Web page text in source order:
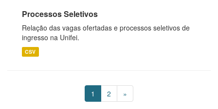
Processos Seletivos
Relação das vagas ofertadas e processos seletivos de
ingresso na Unifei.
CSV
1 2 »